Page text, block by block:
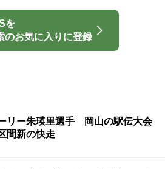
を
のお気に入りに登録
リー朱瑛里選手 岡山の駅伝大会
間新の快走